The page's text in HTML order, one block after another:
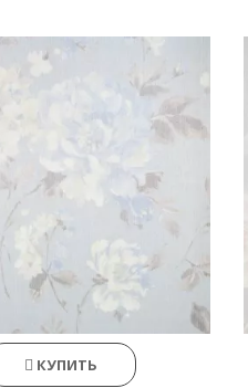
КУПИТЬ